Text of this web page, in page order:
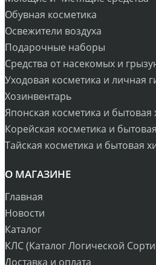
Обувная косметика
Освежители воздуха
Подарочные наборы
Средства от насекомых и
Уходовая косметика и личная
Хозинвентарь
Японская косметика и бытовая
Корейская косметика и
Тайская косметика и бытовая
О МАГАЗИНЕ
Главная
Новости
Каталог
КЛС (Каталог Логической
Доставка и оплата